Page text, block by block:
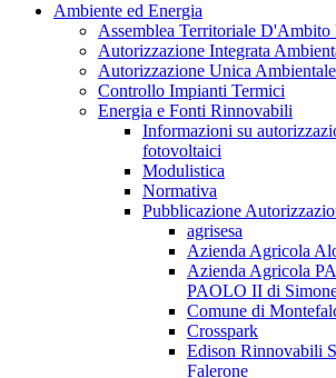
Ambiente ed Energia
Assemblea Territoriale D'Ambito
Autorizzazione Integrata
Autorizzazione Unica
Controllo Impianti Termici
Energia e Fonti Rinnovabili
Informazioni su
fotovoltaici
Modulistica
Normativa
Pubblicazione
agrisesa
Azienda Agricola
Azienda Agricola
PAOLO II di
Comune di
Crosspark
Edison Rinnovabili
Falerone